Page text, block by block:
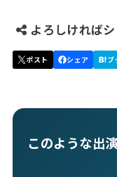
よろしければ
このような出